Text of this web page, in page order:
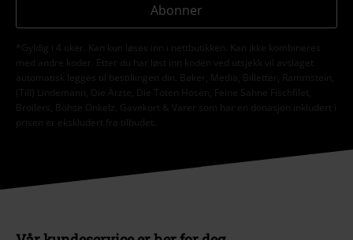
Abonner
*Gyldig i 4 uker. Kan kun løses inn i nettbutikken. Kan ikke kombineres
med andre koder. Etter du har løst inn koden ved utsjekk vil avslaget
automatisk legges til bestillingen din. Bøker, Media, Billetter, Rammstein,
(Till) Lindemann, Die Ärzte, Die Toten Hosen, Feine Sahne Fischfilet,
Broilers, Böhse Onkelz, Gavekort & Varer som har en donasjon inkludert i
prisen er ekskludert fra tilbudet.